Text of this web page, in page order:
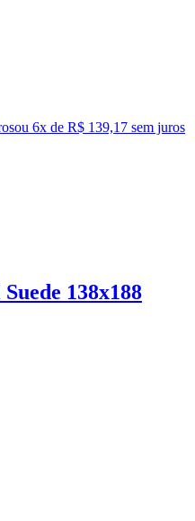
ou 6x de R$ 139,17 sem juros
138x188